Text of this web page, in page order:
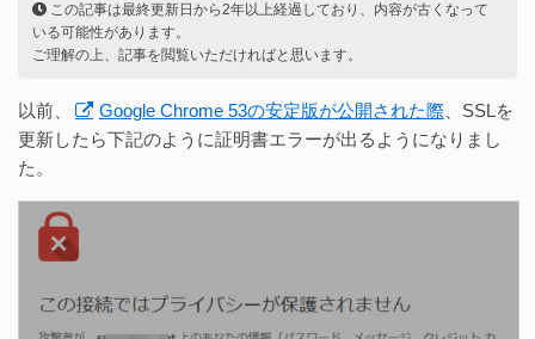
この記事は最終更新日から2年以上経過しており、内容が古くなって
いる可能性があります。
ご理解の上、記事を閲覧いただければと思います。
以前、 Google Chrome 53の安定版が公開された際、SSLを
更新したら下記のように証明書エラーが出るようになりまし
た。